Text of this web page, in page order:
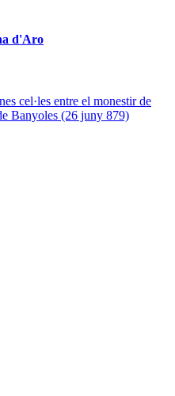
d'Aro
cel·les entre el monestir de
Banyoles (26 juny 879)